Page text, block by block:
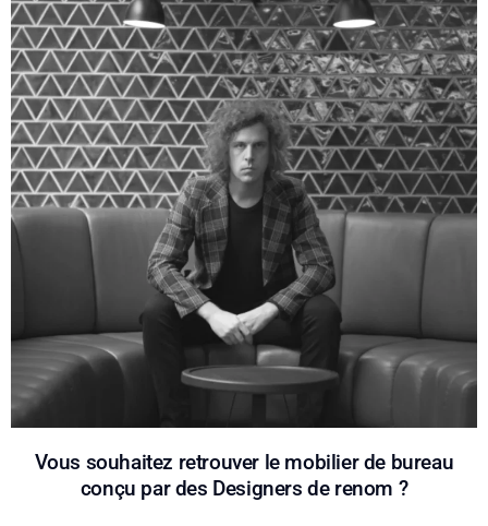
Vous souhaitez retrouver le mobilier de bureau
conçu par des Designers de renom ?